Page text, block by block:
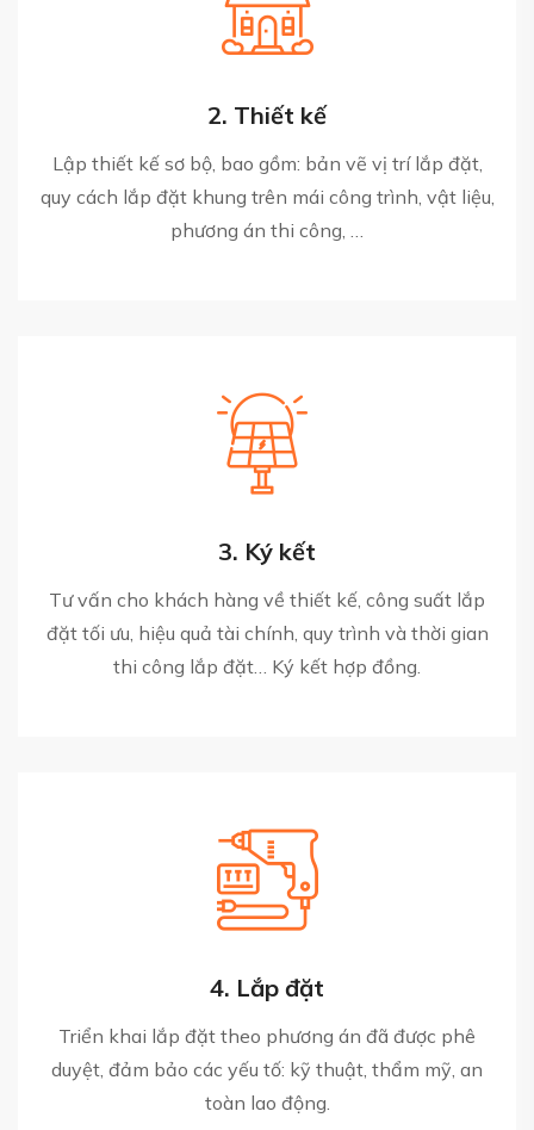
2. Thiết kế
Lập thiết kế sơ bộ, bao gồm: bản vẽ vị trí lắp đặt,
quy cách lắp đặt khung trên mái công trình, vật liệu,
phương án thi công, …
3. Ký kết
Tư vấn cho khách hàng về thiết kế, công suất lắp
đặt tối ưu, hiệu quả tài chính, quy trình và thời gian
thi công lắp đặt… Ký kết hợp đồng.
4. Lắp đặt
Triển khai lắp đặt theo phương án đã được phê
duyệt, đảm bảo các yếu tố: kỹ thuật, thẩm mỹ, an
toàn lao động.